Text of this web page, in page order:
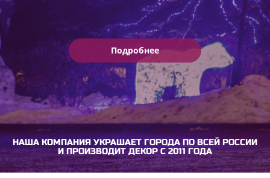
Подробнее
НАША КОМПАНИЯ УКРАШАЕТ ГОРОДА ПО ВСЕЙ РОССИИ
И ПРОИЗВОДИТ ДЕКОР С 2011 ГОДА